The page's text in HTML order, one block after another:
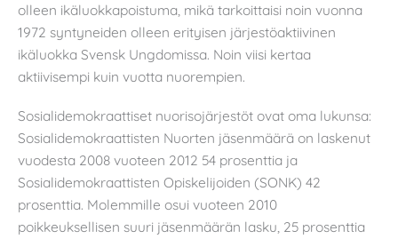
olleen ikäluokkapoistuma, mikä tarkoittaisi noin vuonna
1972 syntyneiden olleen erityisen järjestöaktiivinen
ikäluokka Svensk Ungdomissa. Noin viisi kertaa
aktiivisempi kuin vuotta nuorempien.
Sosialidemokraattiset nuorisojärjestöt ovat oma lukunsa:
Sosialidemokraattisten Nuorten jäsenmäärä on laskenut
vuodesta 2008 vuoteen 2012 54 prosenttia ja
Sosialidemokraattisten Opiskelijoiden (SONK) 42
prosenttia. Molemmille osui vuoteen 2010
poikkeuksellisen suuri jäsenmäärän lasku, 25 prosenttia